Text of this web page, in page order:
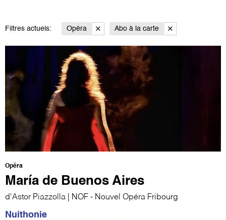
Filtres actuels: Opéra Abo à la carte
Opéra
María de Buenos Aires
d'Astor Piazzolla | NOF - Nouvel Opéra Fribourg
Nuithonie